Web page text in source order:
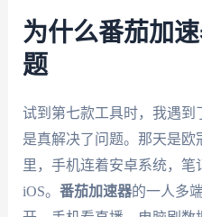
为什么番茄加
题
试到第七款工具时，我遇到
是真解决了问题。那天是
里，手机连着安卓系统，笔
iOS。 番茄加速器的一人多